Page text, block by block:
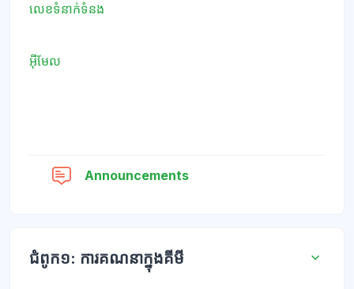
លេខទំនាក់ទំនង​
អ៊ីមែល
Announcementsវេទិកា
ជំពូក១: ការគណនាក្នុងគីមី